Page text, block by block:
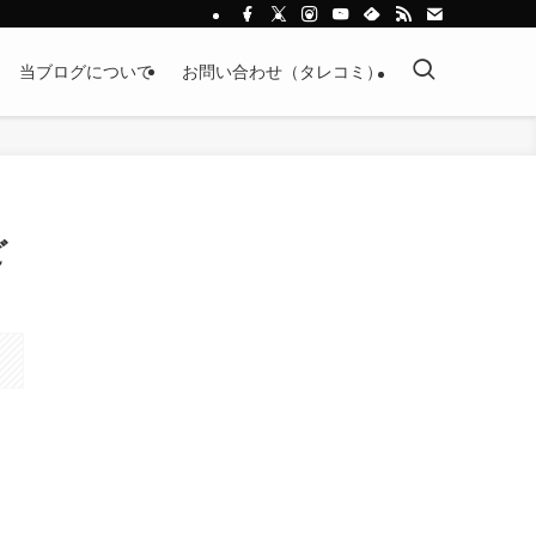
当ブログについて お問い合わせ（タレコミ）